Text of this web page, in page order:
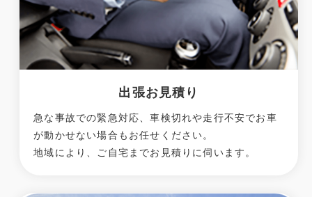
出張お見積り
急な事故での緊急対応、車検切れや走行不安でお車
が動かせない場合もお任せください。
地域により、ご自宅までお見積りに伺います。